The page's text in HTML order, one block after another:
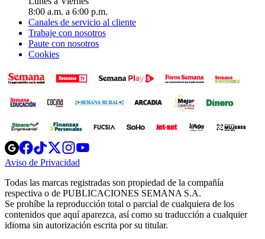
8:00 a.m. a 6:00 p.m.
Canales de servicio al cliente
Trabaje con nosotros
Paute con nosotros
Cookies
Opens
in
new
Opens
in
new
Opens
in
new
window
Opens
new
windowwindow
Aviso de Privacidad
new
window
Todas las marcas registradas son propiedad de la compañía
respectiva o de PUBLICACIONES SEMANA S.A.
Se prohíbe la reproducción total o parcial de cualquiera de los
contenidos que aquí aparezca, así como su traducción a cualquier
idioma sin autorización escrita por su titular.